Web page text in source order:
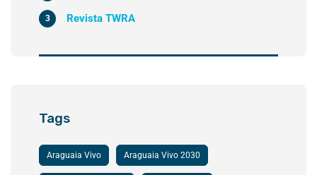
Revista TWRA
3
Tags
Araguaia Vivo Araguaia Vivo 2030